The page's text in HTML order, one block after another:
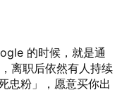
的时候，就是通
离职后依然有人持续
忠粉」，愿意买你出